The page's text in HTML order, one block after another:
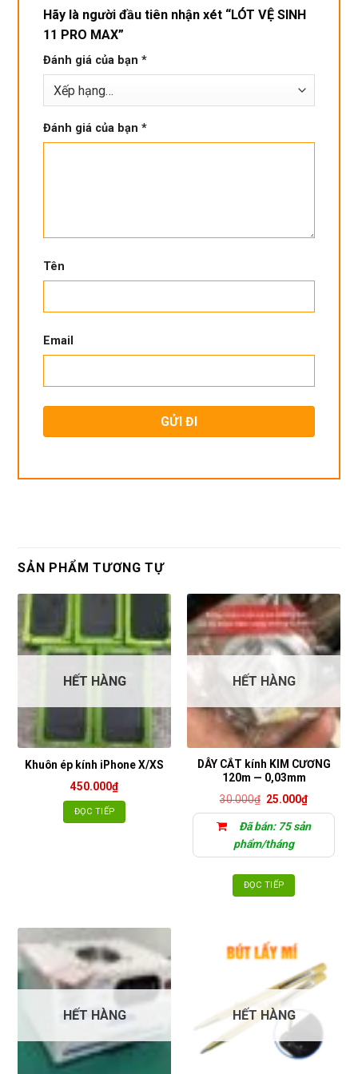
Hãy là người đầu tiên nhận xét “LÓT VỆ SINH
11 PRO MAX”
Đánh giá của bạn *
Đánh giá của bạn *
Tên
Email
SẢN PHẨM TƯƠNG TỰ
HẾT HÀNG
Khuôn ép kính iPhone X/XS
450.000₫
ĐỌC TIẾP
HẾT HÀNG
DÂY CẮT kính KIM CƯƠNG
120m — 0,03mm
30.000₫ Giá
là:
30.000₫.
25.000₫Giá
là:
Đã bán: 75 sản
phẩm/tháng
ĐỌC TIẾP
HẾT HÀNG HẾT HÀNG